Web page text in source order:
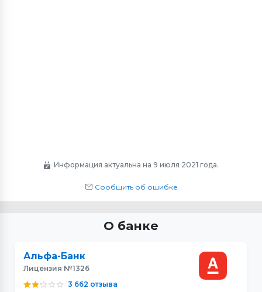
Информация актуальна на 9 июля 2021 года.
Сообщить об ошибке
О банке
Альфа-Банк
Лицензия №1326
3 662 отзыва